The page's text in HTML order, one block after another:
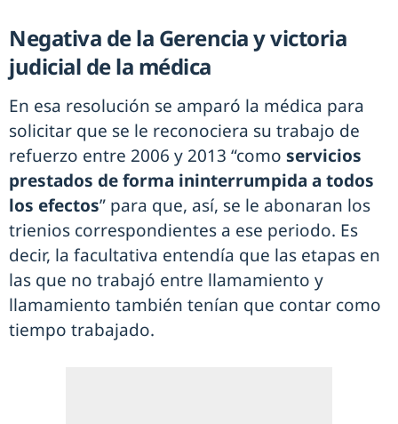
Negativa de la Gerencia y victoria
judicial de la médica
En esa resolución se amparó la médica para
solicitar que se le reconociera su trabajo de
refuerzo entre 2006 y 2013 “como servicios
prestados de forma ininterrumpida a todos
los efectos” para que, así, se le abonaran los
trienios correspondientes a ese periodo. Es
decir, la facultativa entendía que las etapas en
las que no trabajó entre llamamiento y
llamamiento también tenían que contar como
tiempo trabajado.